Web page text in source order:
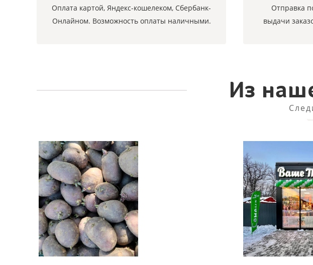
Оплата картой, Яндекс-кошелеком, Сбербанк-
Онлайном. Возможность оплаты наличными.
Отправка
выдачи
Из